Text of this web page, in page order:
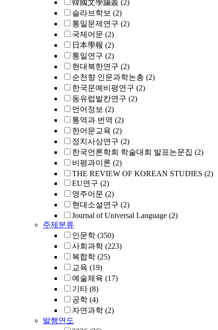
韓國文學論叢 (2)
슬라브학보 (2)
통일문제연구 (2)
국제어문 (2)
日本學報 (2)
통일연구 (2)
현대북한연구 (2)
순천향 인문과학논총 (2)
한국문예비평연구 (2)
동유럽발칸연구 (2)
언어정보 (2)
통역과 번역 (2)
한어문교육 (2)
정치사상연구 (2)
한국언론학회 학술대회 발표논문집 (2)
비평과이론 (2)
THE REVIEW OF KOREAN STUDIES (2)
EU연구 (2)
영주어문 (2)
현대소설연구 (2)
Journal of Universal Language (2)
주제분류
인문학 (350)
사회과학 (223)
복합학 (25)
교육 (19)
예술체육 (17)
기타 (8)
공학 (4)
자연과학 (2)
발행연도